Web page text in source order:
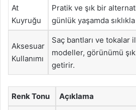
At
Kuyruğu
Pratik ve şık bir
günlük yaşamda
Aksesuar
Kullanımı
Saç bantları ve tokalar
modeller, görünümü
getirir.
Renk Tonu Açıklama